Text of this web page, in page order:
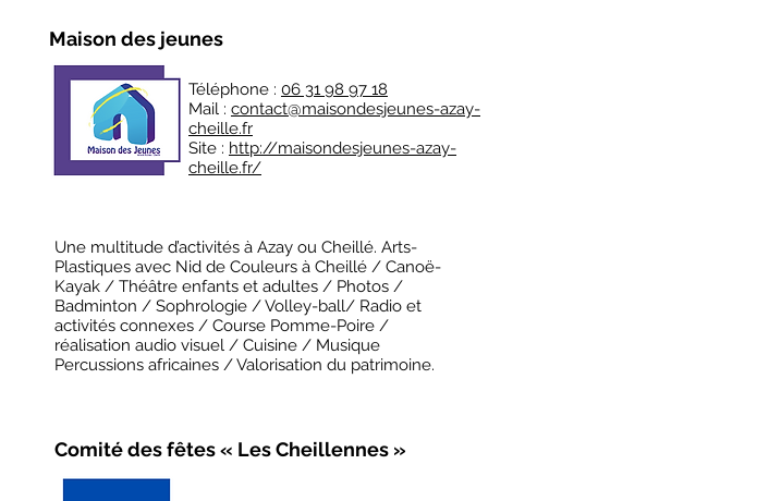
Maison des jeunes
Téléphone : 06 31 98 97 18
Mail : contact@maisondesjeunes-azay-
cheille.fr
Site : http://maisondesjeunes-azay-
cheille.fr/
Une multitude d’activités à Azay ou Cheillé. Arts-
Plastiques avec Nid de Couleurs à Cheillé / Canoë-
Kayak / Théâtre enfants et adultes / Photos /
Badminton / Sophrologie / Volley-ball/ Radio et
activités connexes / Course Pomme-Poire /
réalisation audio visuel / Cuisine / Musique
Percussions africaines / Valorisation du patrimoine.
Comité des fêtes « Les Cheillennes »